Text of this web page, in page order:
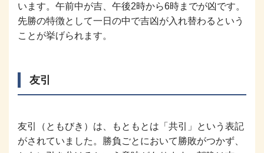
います。午前中が吉、午後2時から6時までが凶です。
先勝の特徴として一日の中で吉凶が入れ替わるという
ことが挙げられます。
友引
友引（ともびき）は、もともとは「共引」という表記
がされていました。勝負ごとにおいて勝敗がつかず、